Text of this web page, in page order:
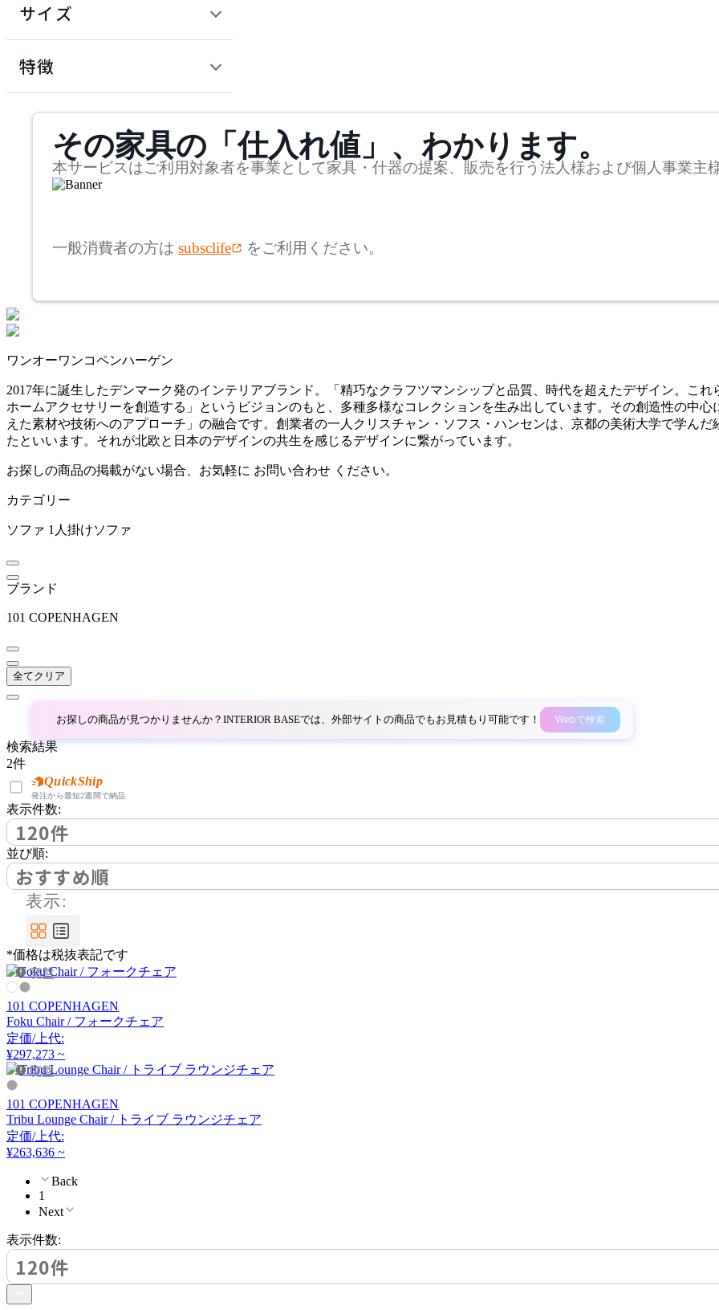
ADAL TOTAL INTERIOR
アコレクション
アドレス
AZUMAYA
アズマヤ
B-LINE
ビーライン
ベラコンテ
ボーコンセプト
by interiors
バイインテリアズ
Coccole
コッコレ
COLON
コロン
COMPLEX UNIVERSAL
FURNITURE SUPPLY
コンプレックスユニバー
サルファニチャーサプラ
CondeHouse
カンディハウス
クラッシュクラッシュプ
ロジェクト
サイズ
mm
検索
~
~
mm
特徴
その家具の「仕入れ値」、わかります。
本サービスはご利用対象者を事業として家具・什器の提案、販売を行う法人様および個人事業主
一般消費者の方は subsclife をご利用ください。
ワンオーワンコペンハーゲン
2017年に誕生したデンマーク発のインテリアブランド。「精巧なクラフツマンシップと品質、時代を超えたデザイン。こ
ホームアクセサリーを創造する」というビジョンのもと、多種多様なコレクションを生み出しています。その創造性の中
えた素材や技術へのアプローチ」の融合です。創業者の一人クリスチャン・ソフス・ハンセンは、京都の美術大学で学ん
たといいます。それが北欧と日本のデザインの共生を感じるデザインに繋がっています。
お探しの商品の掲載がない場合、お気軽に お問い合わせ ください。
カテゴリー
ソファ 1人掛けソファ
ブランド
101 COPENHAGEN
全てクリア
お探しの商品が見つかりませんか？INTERIOR BASEでは、外部サイトの商品でもお見積もり可能です！ Webで検索
検索結果
2件
QuickShip
発注から最短2週間で納品
表示件数:
120件
並び順:
おすすめ順
表示:
*価格は税抜表記です
廃盤
101 COPENHAGEN
Foku Chair / フォークチェア
定価/上代:
¥297,273 ~
廃盤
101 COPENHAGEN
Tribu Lounge Chair / トライブ ラウンジチェア
定価/上代:
¥263,636 ~
Back
1
Next
表示件数:
120件